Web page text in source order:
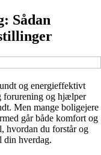
Sådan
og energieffektivt
forurening og hjælper
Men mange boligejere
går både komfort og
hvordan du forstår og
din hverdag.